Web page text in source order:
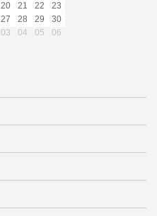
20 21 22
23
27 28 29
30
03 04 05 06